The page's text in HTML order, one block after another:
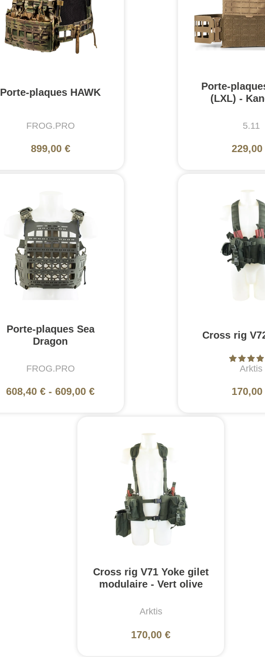
Porte-plaques HAWK
FROG.PRO
899,00 €
Porte-
(LXL) -
5.11
229,00
Porte-plaques Sea
Dragon
FROG.PRO
608,40 € -609,00 €
Cross rig
Arktis
170,00
Cross rig V71 Yoke gilet
modulaire - Vert olive
Arktis
170,00 €